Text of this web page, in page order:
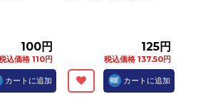
100円
込価格 110円
カートに追加
125円
税込価格 137.50円
カートに追加